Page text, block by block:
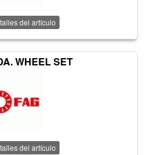
del artículo
WHEEL SET
del artículo